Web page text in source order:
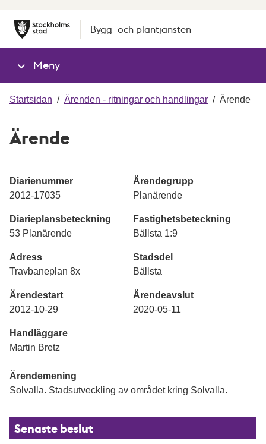
Bygg- och plantjänsten
Meny
Startsidan / Ärenden - ritningar och handlingar / Ärende
Ärende
Diarienummer
2012-17035
Ärendegrupp
Planärende
Diarieplansbeteckning
53 Planärende
Fastighetsbeteckning
Bällsta 1:9
Adress
Travbaneplan 8x
Stadsdel
Bällsta
Ärendestart
2012-10-29
Ärendeavslut
2020-05-11
Handläggare
Martin Bretz
Ärendemening
Solvalla. Stadsutveckling av området kring Solvalla.
Senaste beslut